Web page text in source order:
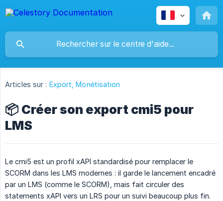
Articles sur : Export, Monétisation
📦 Créer son export cmi5 pour
LMS
Le cmi5 est un profil xAPI standardisé pour remplacer le
SCORM dans les LMS modernes : il garde le lancement encadré
par un LMS (comme le SCORM), mais fait circuler des
statements xAPI vers un LRS pour un suivi beaucoup plus fin.